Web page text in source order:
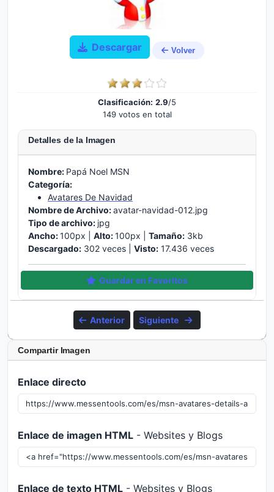
Descargar Volver
Clasificación: 2.9/5
149 votos en total
Detalles de la Imagen
Nombre: Papá Noel MSN
Categoría:
Avatares De Navidad
Nombre de Archivo:avatar-navidad-012.jpg
Tipo de archivo: jpg
Ancho:100px | Alto:100px | Tamaño: 3kb
Descargado: 302 veces | Visto: 17.436 veces
Guardar en Favoritos
Anterior Siguiente
Compartir Imagen
Enlace directo
Enlace de imagen HTML - Websites y Blogs
Enlace de texto HTML - Websites y Blogs